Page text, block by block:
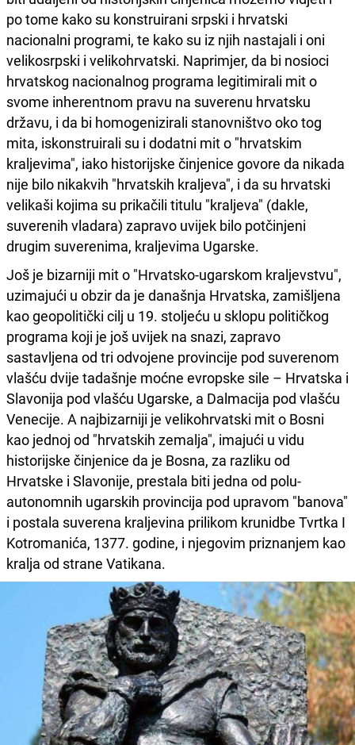
po tome kako su konstruirani srpski i hrvatski
nacionalni programi, te kako su iz njih nastajali i oni
velikosrpski i velikohrvatski. Naprimjer, da bi nosioci
hrvatskog nacionalnog programa legitimirali mit o
svome inherentnom pravu na suverenu hrvatsku
državu, i da bi homogenizirali stanovništvo oko tog
mita, iskonstruirali su i dodatni mit o "hrvatskim
kraljevima", iako historijske činjenice govore da nikada
nije bilo nikakvih "hrvatskih kraljeva", i da su hrvatski
velikaši kojima su prikačili titulu "kraljeva" (dakle,
suverenih vladara) zapravo uvijek bilo potčinjeni
drugim suverenima, kraljevima Ugarske.
Još je bizarniji mit o "Hrvatsko-ugarskom kraljevstvu",
uzimajući u obzir da je današnja Hrvatska, zamišljena
kao geopolitički cilj u 19. stoljeću u sklopu političkog
programa koji je još uvijek na snazi, zapravo
sastavljena od tri odvojene provincije pod suverenom
vlašću dvije tadašnje moćne evropske sile – Hrvatska i
Slavonija pod vlašću Ugarske, a Dalmacija pod vlašću
Venecije. A najbizarniji je velikohrvatski mit o Bosni
kao jednoj od "hrvatskih zemalja", imajući u vidu
historijske činjenice da je Bosna, za razliku od
Hrvatske i Slavonije, prestala biti jedna od polu-
autonomnih ugarskih provincija pod upravom "banova"
i postala suverena kraljevina prilikom krunidbe Tvrtka I
Kotromanića, 1377. godine, i njegovim priznanjem kao
kralja od strane Vatikana.